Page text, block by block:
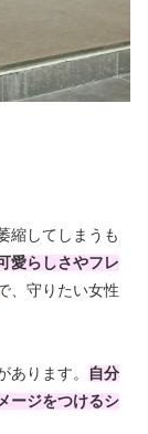
縮してしまうも
愛らしさやフレ
、守りたい女性
あります。
自分
ージをつけるシ